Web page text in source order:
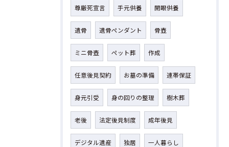
尊厳死宣言 手元供養 開眼供養
遺骨 遺骨ペンダント 骨壺
ミニ骨壺 ペット葬 作成
任意後見契約 お墓の準備 連帯保証
身元引受 身の回りの整理 樹木葬
老後 法定後見制度 成年後見
デジタル遺産 独居 一人暮らし